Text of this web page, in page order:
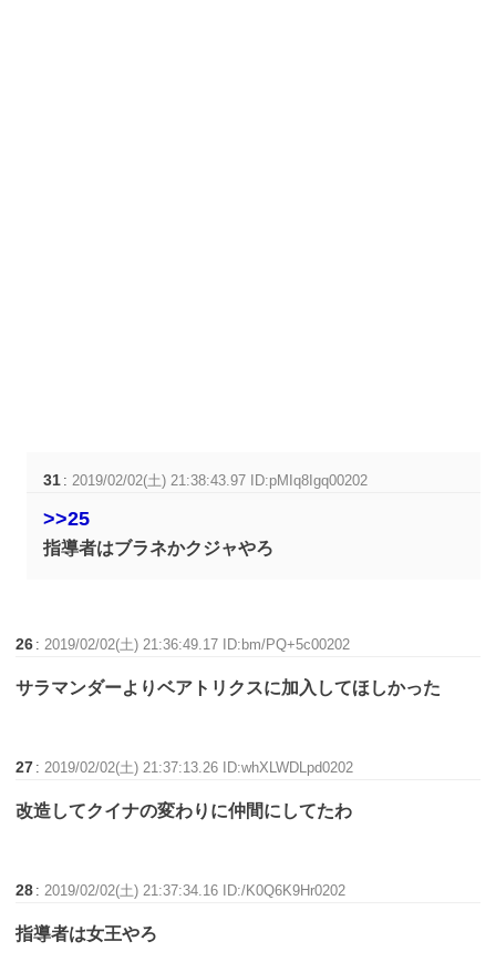
31 :2019/02/02(土) 21:38:43.97 ID:pMIq8Igq00202
>>25
指導者はブラネかクジャやろ
26 :2019/02/02(土) 21:36:49.17 ID:bm/PQ+5c00202
サラマンダーよりベアトリクスに加入してほしかった
27 :2019/02/02(土) 21:37:13.26 ID:whXLWDLpd0202
改造してクイナの変わりに仲間にしてたわ
28 :2019/02/02(土) 21:37:34.16 ID:/K0Q6K9Hr0202
指導者は女王やろ